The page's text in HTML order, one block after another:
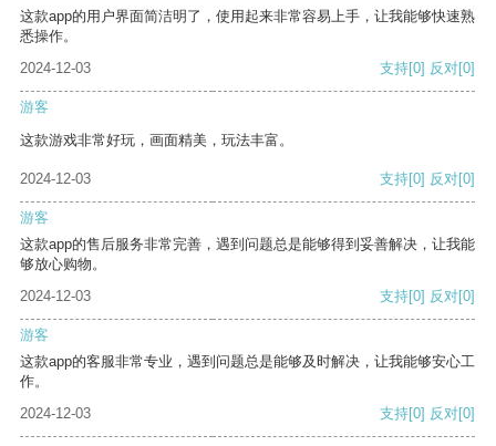
这款app的用户界面简洁明了，使用起来非常容易上手，让我能够快速熟
悉操作。
2024-12-03
支持[0] 反对[0]
游客
这款游戏非常好玩，画面精美，玩法丰富。
2024-12-03 支持[0] 反对[0]
游客
这款app的售后服务非常完善，遇到问题总是能够得到妥善解决，让我能
够放心购物。
2024-12-03
支持[0] 反对[0]
游客
这款app的客服非常专业，遇到问题总是能够及时解决，让我能够安心工
作。
2024-12-03
支持[0] 反对[0]